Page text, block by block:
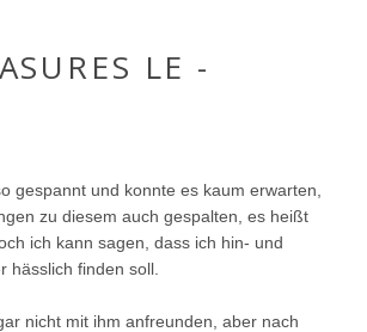
LE -
gespannt und konnte es kaum erwarten,
zu diesem auch gespalten, es heißt
ich kann sagen, dass ich hin- und
hässlich finden soll.
nicht mit ihm anfreunden, aber nach